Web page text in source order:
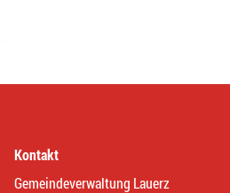
Kontakt
Gemeindeverwaltung Lauerz